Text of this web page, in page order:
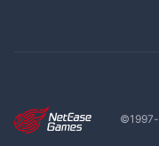
©1997-